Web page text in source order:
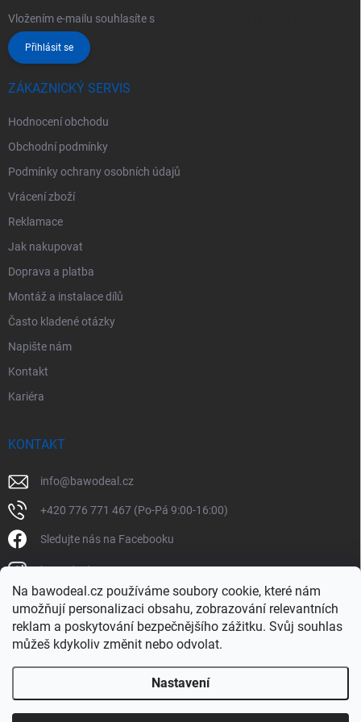
Na bawodeal.cz používáme soubory cookie, které nám
umožňují personalizaci obsahu, zobrazování relevantních
reklam a poskytování bezpečnějšího zážitku. Svůj souhlas
můžeš kdykoliv změnit nebo odvolat.
Nastavení
Vložením e-mailu souhlasíte s
Přihlásit se
ZÁKAZNICKÝ SERVIS
Hodnocení obchodu
Obchodní podmínky
Podmínky ochrany osobních údajů
Vrácení zboží
Reklamace
Jak nakupovat
Doprava a platba
Montáž a instalace dílů
Často kladené otázky
Napište nám
Kontakt
Kariéra
KONTAKT
info@bawodeal.cz
+420 776 771 467 (Po-Pá 9:00-16:00)
Sledujte nás na Facebooku
bawodealcz
@bawodealcz